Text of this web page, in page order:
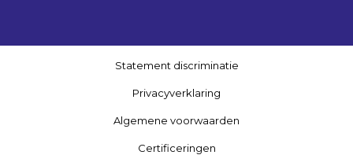
Statement discriminatie
Privacyverklaring
Algemene voorwaarden
Certificeringen